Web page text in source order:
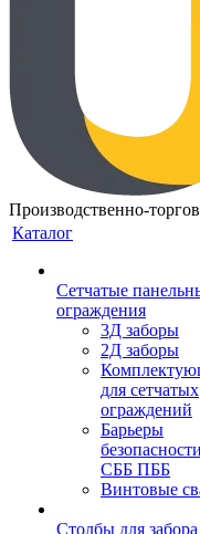
Производственно-
Каталог
Сетчатые
ограждения
3Д заборы
2Д заборы
для сетчатых
ограждений
Барьеры
безопасности
СББ ПББ
Винтовые
Столбы для забора